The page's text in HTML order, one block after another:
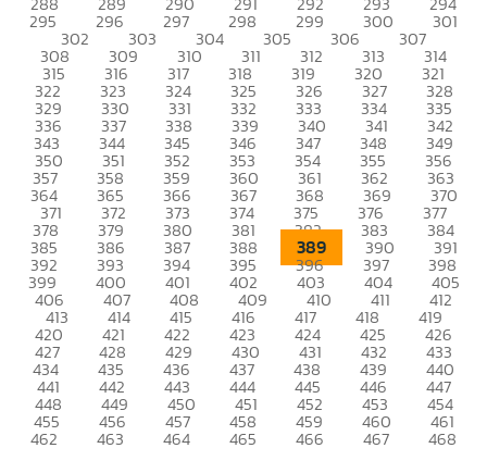
295 296 297 298 299 300 301
302 303 304 305 306 307
308 309 310 311 312 313 314
315 316 317 318 319 320 321
322 323 324 325 326 327 328
329 330 331 332 333 334 335
336 337 338 339 340 341 342
343 344 345 346 347 348 349
350 351 352 353 354 355 356
357 358 359 360 361 362 363
364 365 366 367 368 369 370
371 372 373 374 375 376 377
378 379 380 381 382 383 384
385 386 387 388 389 390 391
392 393 394 395 396 397 398
399 400 401 402 403 404 405
406 407 408 409 410 411 412
413 414 415 416 417 418 419
420 421 422 423 424 425 426
427 428 429 430 431 432 433
434 435 436 437 438 439 440
441 442 443 444 445 446 447
448 449 450 451 452 453 454
455 456 457 458 459 460 461
462 463 464 465 466 467 468